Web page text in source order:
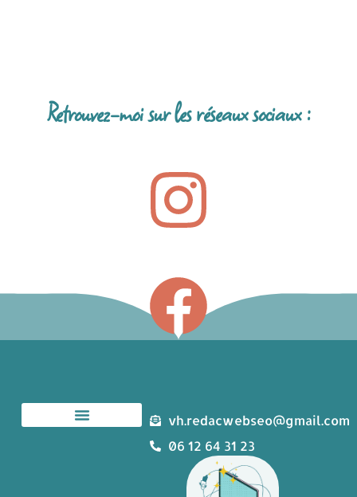
Retrouvez-moi sur les réseaux sociaux :
vh.redacwebseo@gmail.com
06 12 64 31 23